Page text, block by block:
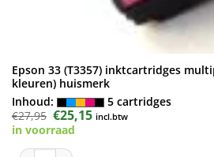
Epson 33 (T3357) inktcartridges
kleuren) huismerk
Inhoud:
5 cartridges
€27,95 Oorspronkelijke
prijs
was:
€25,15Huidige
prijs
incl.btw
in voorraad